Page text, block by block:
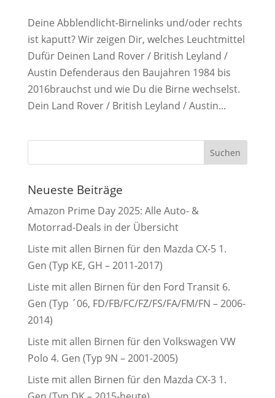
Deine Abblendlicht-Birnelinks und/oder rechts
ist kaputt? Wir zeigen Dir, welches Leuchtmittel
Dufür Deinen Land Rover / British Leyland /
Austin Defenderaus den Baujahren 1984 bis
2016brauchst und wie Du die Birne wechselst.
Dein Land Rover / British Leyland / Austin...
Neueste Beiträge
Amazon Prime Day 2025: Alle Auto- &
Motorrad-Deals in der Übersicht
Liste mit allen Birnen für den Mazda CX-5 1.
Gen (Typ KE, GH – 2011-2017)
Liste mit allen Birnen für den Ford Transit 6.
Gen (Typ ´06, FD/FB/FC/FZ/FS/FA/FM/FN – 2006-
2014)
Liste mit allen Birnen für den Volkswagen VW
Polo 4. Gen (Typ 9N – 2001-2005)
Liste mit allen Birnen für den Mazda CX-3 1.